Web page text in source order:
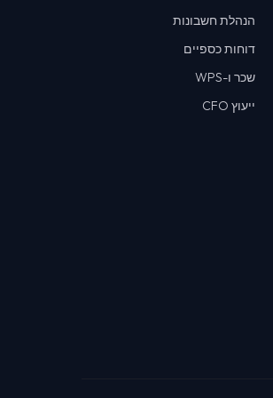
הנהלת חשבונות
דוחות כספיים
שכר ו-WPS
ייעוץ CFO